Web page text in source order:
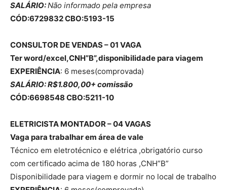
SALÁRIO:Não informado pela empresa
CÓD:6729832 CBO:5193-15
CONSULTOR DE VENDAS – 01 VAGA
Ter word/excel,CNH”B”,disponibilidade para viagem
EXPERIÊNCIA: 6 meses(comprovada)
SALÁRIO: R$1.800,00+ comissão
CÓD:6698548 CBO:5211-10
ELETRICISTA MONTADOR – 04 VAGAS
Vaga para trabalhar em área de vale
Técnico em eletrotécnico e elétrica ,obrigatório curso
com certificado acima de 180 horas ,CNH”B”
Disponibilidade para viagem e dormir no local de trabalho